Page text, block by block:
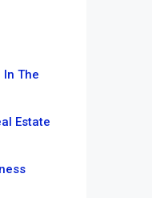
In The
Estate